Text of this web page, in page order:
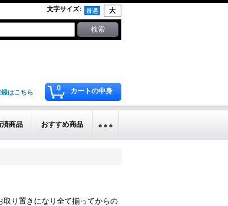
文字サイズ:
0 カートの中身
はこちら
済商品 おすすめ商品
り置きになり全て揃ってからの